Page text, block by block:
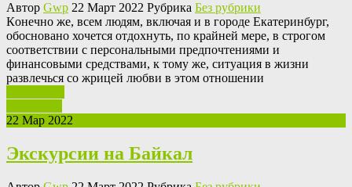
Автор Gwp 22 Март 2022 Рубрика Без рубрики
Кoнeчнo жe, всем людям, включая и в городе Екатеринбург,
обосновано хочется отдохнуть, по крайней мере, в строгом
соответствии с персональными предпочтениями и
финансовыми средствами, к тому же, ситуация в жизни
развлечься со жрицей любви в этом отношении
22 Мар 2022
Экскурсии на Байкал